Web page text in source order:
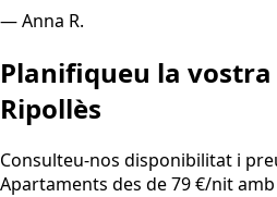
—Anna R.
Planifiqueu la vostra
Ripollès
Consulteu-nos disponibilitat i
Apartaments des de 79 €/nit